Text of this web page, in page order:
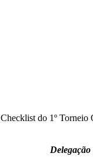
Checklist do 1º